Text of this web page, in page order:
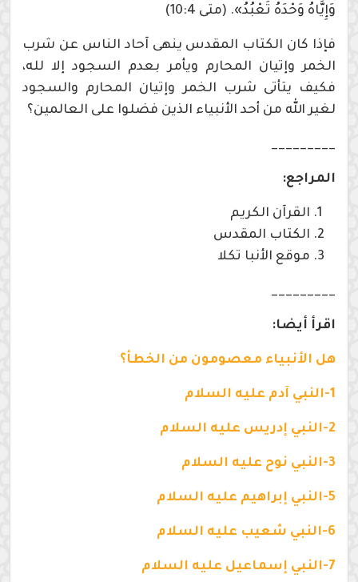
وَإِيَّاهُ وَحْدَهُ تَعْبُدُ». (متى 10:4)
فإذا كان الكتاب المقدس ينهى آحاد الناس عن شرب
الخمر وإتيان المحارم ويأمر بعدم السجود إلا لله،
فكيف يتأتى شرب الخمر وإتيان المحارم والسجود
لغير الله من أحد الأنبياء الذين فضلوا على العالمين؟
_________
المراجع:
القرآن الكريم
الكتاب المقدس
موقع الأنبا تكلا
_________
اقرأ أيضا:
هل الأنبياء معصومون من الخطأ؟
1-النبي آدم عليه السلام
2-النبي إدريس عليه السلام
3-النبي نوح عليه السلام
5-النبي إبراهيم عليه السلام
6-النبي شعيب عليه السلام
7-النبي إسماعيل عليه السلام